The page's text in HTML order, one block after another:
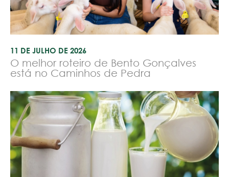
11 DE JULHO DE 2026
O melhor roteiro de Bento Gonçalves
está no Caminhos de Pedra